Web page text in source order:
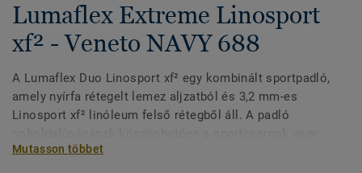
Lumaflex Extreme Linosport
xf² - Veneto NAVY 688
A Lumaflex Duo Linosport xf² egy kombinált sportpadló,
amely nyírfa rétegelt lemez aljzatból és 3,2 mm-es
Linosport xf² linóleum felső rétegből áll. A padló
tornaterem olyan létesítménnyé varázsolható, amely
Mutasson többet